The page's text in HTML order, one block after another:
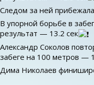
Следом за ней
В упорной борьбе в
результат — 13.2 сек
Александр Соколов
забеге на 100 метров —
Дима Николаев